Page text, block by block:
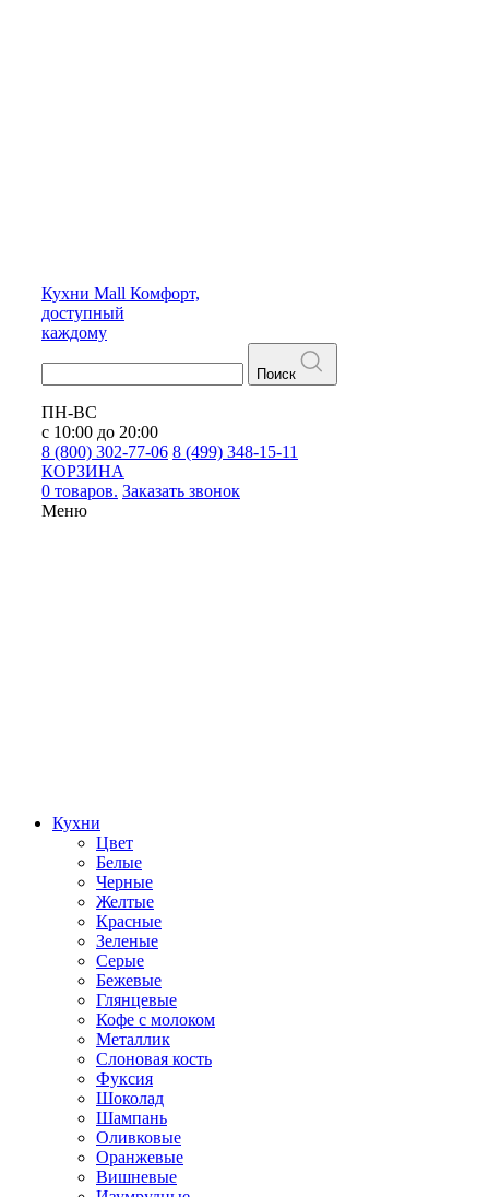
Кухни Mall Комфорт,
доступный
каждому
Поиск
ПН-ВС
с 10:00 до 20:00
8 (800) 302-77-06 8 (499) 348-15-11
КОРЗИНА
0 товаров. Заказать звонок
Меню
Кухни
Цвет
Белые
Черные
Желтые
Красные
Зеленые
Серые
Бежевые
Глянцевые
Кофе с молоком
Металлик
Слоновая кость
Фуксия
Шоколад
Шампань
Оливковые
Оранжевые
Вишневые